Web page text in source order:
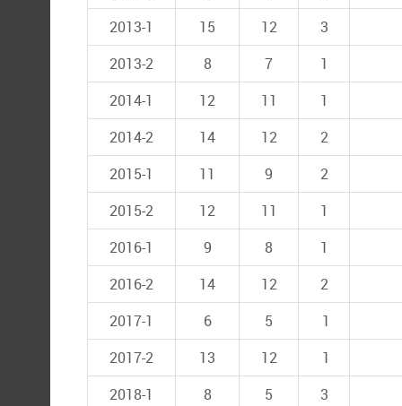
2013-1
15 12
3
2013-2
8 7
1
2014-1
12 11
1
2014-2
14 12
2
2015-1
11 9
2
2015-2
12 11
1
2016-1
9 8
1
2016-2
14 12
2
2017-1
6 5
1
2017-2
13 12
1
2018-1
8 5
3